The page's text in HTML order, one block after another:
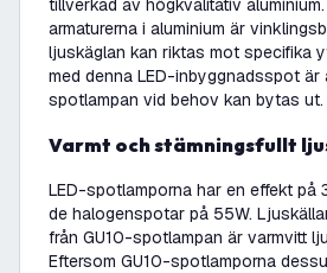
tillverkad av högkvalitativ
armaturerna i aluminium är
ljuskäglan kan riktas mot specifika
med denna LED-inbyggnadsspot är
spotlampan vid behov kan bytas ut.
Varmt och stämningsfullt
LED-spotlamporna har en effekt på
de halogenspotar på 55W.
från GU10-spotlampan är varmvitt
Eftersom GU10-spotlamporna